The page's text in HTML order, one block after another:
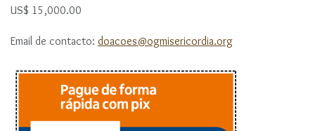
US$ 15,000.00
Email de contacto: doacoes@ogmisericordia.org